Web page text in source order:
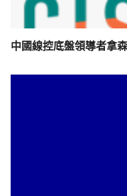
中國線控底盤領導者拿